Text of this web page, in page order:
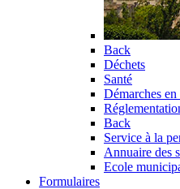
Back
Déchets
Santé
Démarches
Back
Service à la
Annuaire des
Ecole
Formulaires